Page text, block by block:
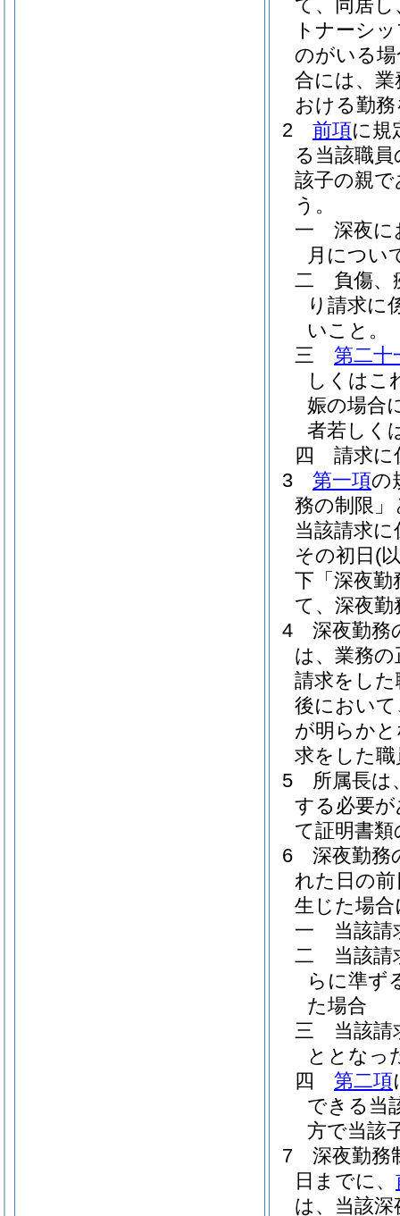
て、同居
トナーシ
のがいる
合には、
おける勤
2
前項に規
る当該職
該子の親
う。
一
深夜に
月につい
二
負傷、
り請求に
いこと。
三
第二十
しくはこ
娠の場合
者若しく
四
請求に
3
第一項の
務の制限
当該請求
その初日 (
下「深夜勤
て、深夜
4
深夜勤務
は、業務
請求をし
後におい
が明らか
求をした
5
所属長は
する必要
て証明書
6
深夜勤務
れた日の
生じた場
一
当該
二
当該
らに準ず
た場合
三
当該
ととなっ
四
第二項
できる当
方で当該
7
深夜勤務
日までに、
は、当該